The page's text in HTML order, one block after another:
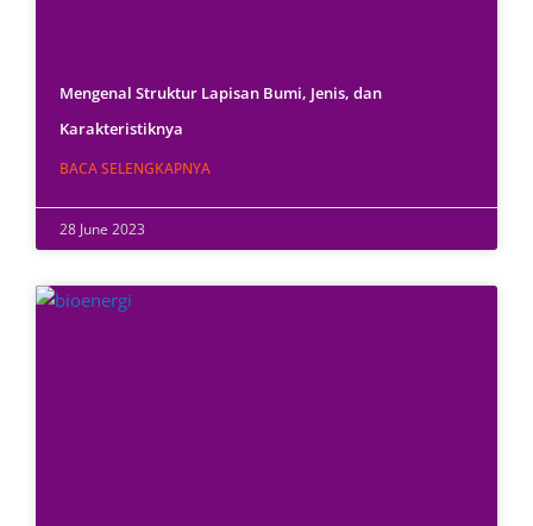
Mengenal Struktur Lapisan Bumi, Jenis, dan
Karakteristiknya
BACA SELENGKAPNYA
28 June 2023